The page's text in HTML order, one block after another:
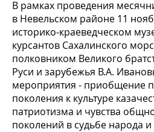
В рамках проведения
в Невельском районе 11
историко-краеведческом
курсантов Сахалинского
полковником Великого
Руси и зарубежья В.А.
мероприятия - приобщение
поколения к культуре
патриотизма и чувства
поколений в судьбе народа